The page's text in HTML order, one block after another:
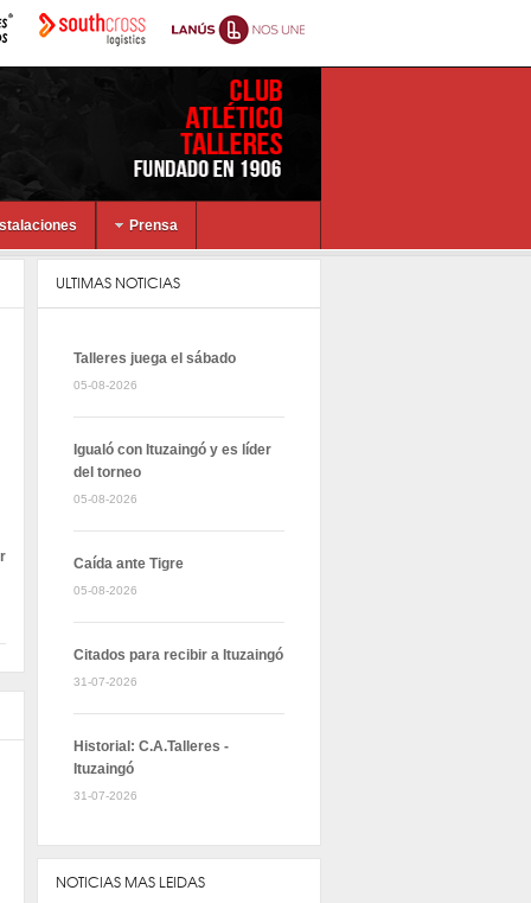
Prensa
ULTIMAS NOTICIAS
Talleres juega el sábado
05-08-2026
Igualó con Ituzaingó y es líder
del torneo
05-08-2026
Caída ante Tigre
05-08-2026
Citados para recibir a Ituzaingó
31-07-2026
Historial: C.A.Talleres -
Ituzaingó
31-07-2026
NOTICIAS MAS LEIDAS